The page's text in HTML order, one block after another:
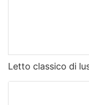
Letto classico di